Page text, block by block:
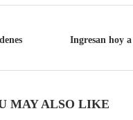
Ingresan hoy
MAY ALSO LIKE